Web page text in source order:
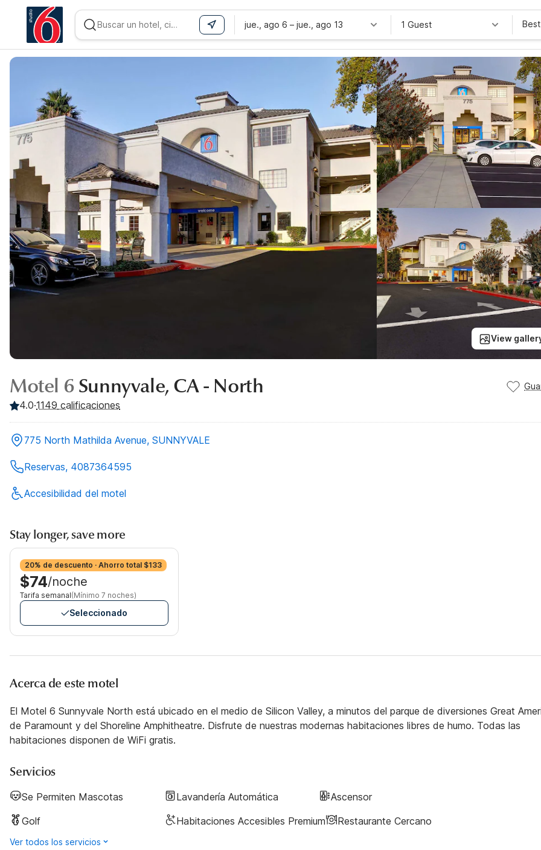
jue., ago 6 – jue., ago 13 1 Guest
View
Motel 6 Sunnyvale, CA - North
4.0·1149 calificaciones
775 North Mathilda Avenue, SUNNYVALE
Reservas, 4087364595
Accesibilidad del motel
Stay longer, save more
20% de descuento · Ahorro total $133
$74/noche
Tarifa semanal(Mínimo 7 noches)
Seleccionado
Acerca de este motel
El Motel 6 Sunnyvale North está ubicado en el medio de Silicon Valley, a minutos del parque de diversiones Great
de Paramount y del Shoreline Amphitheatre. Disfrute de nuestras modernas habitaciones libres de humo. Todas las
habitaciones disponen de WiFi gratis.
Servicios
Se Permiten Mascotas Lavandería Automática
Ascensor
Golf
Habitaciones Accesibles Premium Restaurante Cercano
Ver todos los servicios